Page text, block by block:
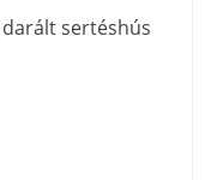
sertéshús